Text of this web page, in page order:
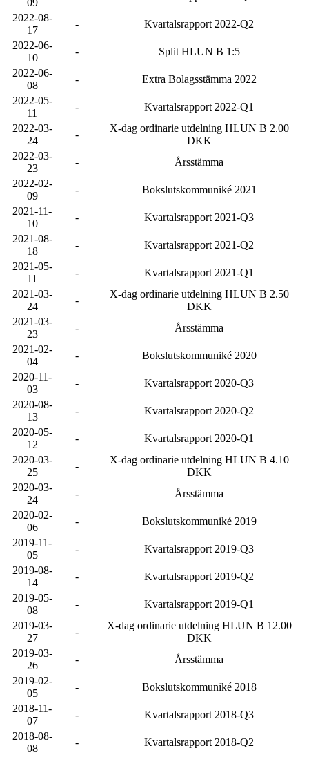
09
2022-08-
17
-
Kvartalsrapport 2022-Q2
2022-06-
10
-
Split HLUN B 1:5
2022-06-
08
-
Extra Bolagsstämma 2022
2022-05-
11
-
Kvartalsrapport 2022-Q1
2022-03-
24
-
X-dag ordinarie utdelning HLUN B 2.00
DKK
2022-03-
23
-
Årsstämma
2022-02-
09
-
Bokslutskommuniké 2021
2021-11-
10
-
Kvartalsrapport 2021-Q3
2021-08-
18
-
Kvartalsrapport 2021-Q2
2021-05-
11
-
Kvartalsrapport 2021-Q1
2021-03-
24
-
X-dag ordinarie utdelning HLUN B 2.50
DKK
2021-03-
23
-
Årsstämma
2021-02-
04
-
Bokslutskommuniké 2020
2020-11-
03
-
Kvartalsrapport 2020-Q3
2020-08-
13
-
Kvartalsrapport 2020-Q2
2020-05-
12
-
Kvartalsrapport 2020-Q1
2020-03-
25
-
X-dag ordinarie utdelning HLUN B 4.10
DKK
2020-03-
24
-
Årsstämma
2020-02-
06
-
Bokslutskommuniké 2019
2019-11-
05
-
Kvartalsrapport 2019-Q3
2019-08-
14
-
Kvartalsrapport 2019-Q2
2019-05-
08
-
Kvartalsrapport 2019-Q1
2019-03-
27
-
X-dag ordinarie utdelning HLUN B 12.00
DKK
2019-03-
26
-
Årsstämma
2019-02-
05
-
Bokslutskommuniké 2018
2018-11-
07
-
Kvartalsrapport 2018-Q3
2018-08-
08
-
Kvartalsrapport 2018-Q2